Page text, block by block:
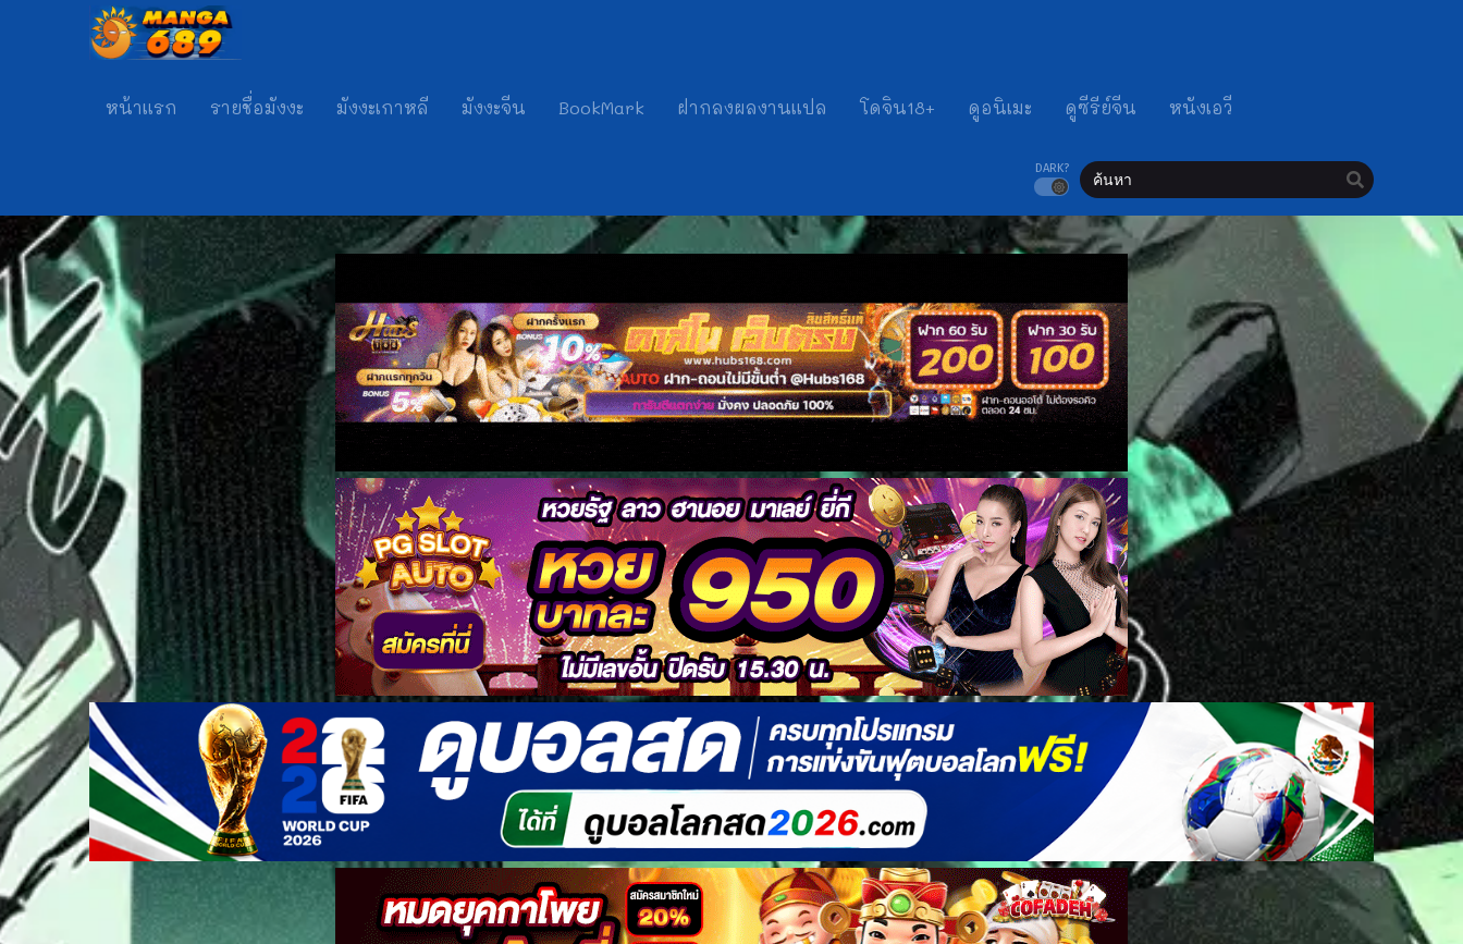
หน้าแรก รายชื่อมังงะ มังงะเกาหลี มังงะจีน BookMark ฝากลงผลงานแปล โดจิน18+ ดูอนิเมะ ดูซีรีย์จีน หนังเอวี
DARK?